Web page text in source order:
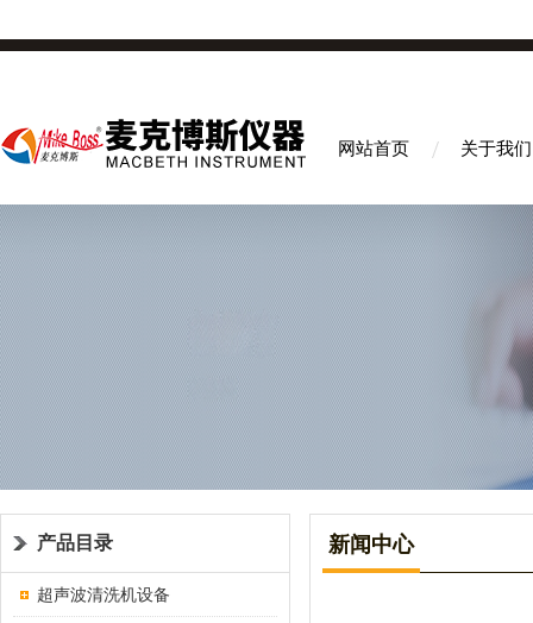
网站首页 关于我们
产品目录
超声波清洗机设备
新闻中心